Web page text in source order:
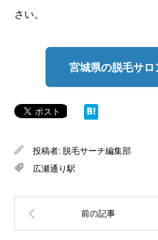
さい。
宮城県の脱毛サ
投稿者: 脱毛サーチ編集部
広瀬通り駅